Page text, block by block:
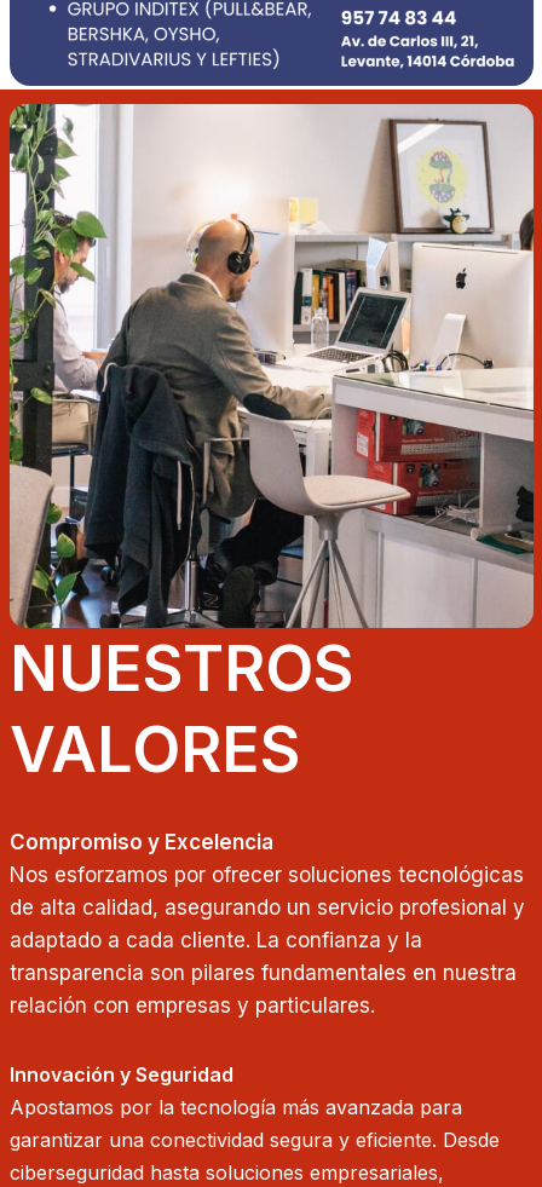
NUESTROS
VALORES
Compromiso y Excelencia
Nos esforzamos por ofrecer soluciones tecnológicas
de alta calidad, asegurando un servicio profesional y
adaptado a cada cliente. La confianza y la
transparencia son pilares fundamentales en nuestra
relación con empresas y particulares.
Innovación y Seguridad
Apostamos por la tecnología más avanzada para
garantizar una conectividad segura y eficiente. Desde
ciberseguridad hasta soluciones empresariales,